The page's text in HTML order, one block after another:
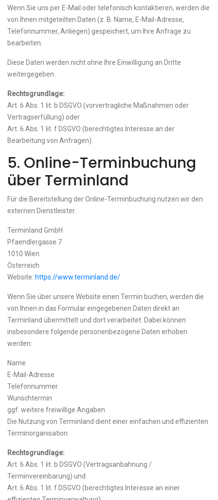
Wenn Sie uns per E-Mail oder telefonisch kontaktieren, werden die
von Ihnen mitgeteilten Daten (z. B. Name, E-Mail-Adresse,
Telefonnummer, Anliegen) gespeichert, um Ihre Anfrage zu
bearbeiten.
Diese Daten werden nicht ohne Ihre Einwilligung an Dritte
weitergegeben.
Rechtsgrundlage:
Art. 6 Abs. 1 lit. b DSGVO (vorvertragliche Maßnahmen oder
Vertragserfüllung) oder
Art. 6 Abs. 1 lit. f DSGVO (berechtigtes Interesse an der
Bearbeitung von Anfragen).
5. Online-Terminbuchung
über Terminland
Für die Bereitstellung der Online-Terminbuchung nutzen wir den
externen Dienstleister:
Terminland GmbH
Pfaendlergasse 7
1010 Wien
Österreich
Website: https://www.terminland.de/
Wenn Sie über unsere Website einen Termin buchen, werden die
von Ihnen in das Formular eingegebenen Daten direkt an
Terminland übermittelt und dort verarbeitet. Dabei können
insbesondere folgende personenbezogene Daten erhoben
werden:
Name
E-Mail-Adresse
Telefonnummer
Wunschtermin
ggf. weitere freiwillige Angaben
Die Nutzung von Terminland dient einer einfachen und effizienten
Terminorganisation.
Rechtsgrundlage:
Art. 6 Abs. 1 lit. b DSGVO (Vertragsanbahnung /
Terminvereinbarung) und
Art. 6 Abs. 1 lit. f DSGVO (berechtigtes Interesse an einer